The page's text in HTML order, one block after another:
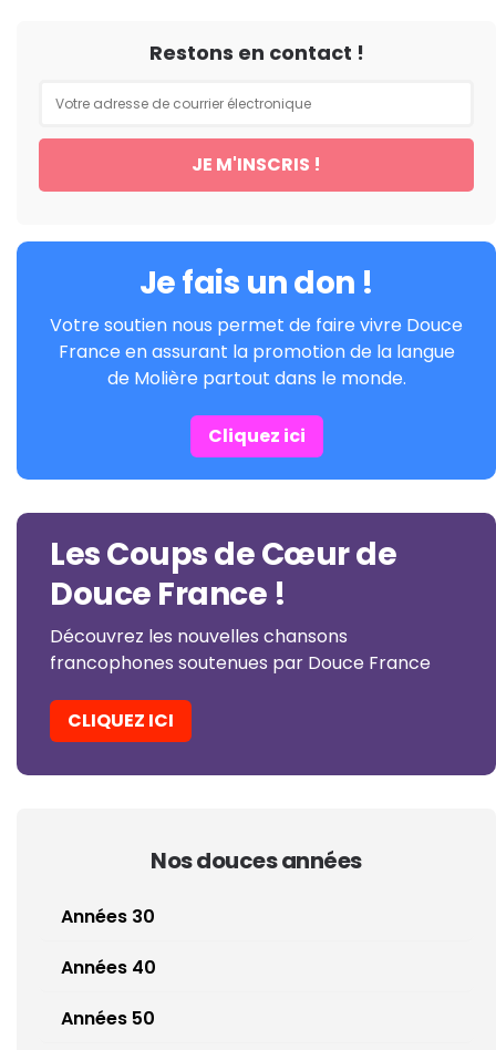
Restons en contact !
Je fais un don !
Votre soutien nous permet de faire vivre Douce
France en assurant la promotion de la langue
de Molière partout dans le monde.
Cliquez ici
Les Coups de Cœur de
Douce France !
Découvrez les nouvelles chansons
francophones soutenues par Douce France
CLIQUEZ ICI
Nos douces années
Années 30
Années 40
Années 50